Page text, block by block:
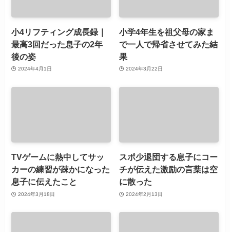
小4リフティング成長録｜
最高3回だった息子の2年
後の姿
2024年4月1日
小学4年生を祖父母の家ま
で一人で帰省させてみた結
果
2024年3月22日
TVゲームに熱中してサッ
カーの練習が疎かになった
息子に伝えたこと
2024年3月18日
スポ少退団する息子にコー
チが伝えた激励の言葉は空
に散った
2024年2月13日